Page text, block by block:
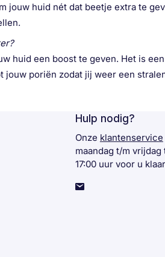
jouw huid nét dat beetje extra te
huid een boost te geven. Het is
poriën zodat jij weer een
Hulp nodig?
Onze klantenservice
maandag t/m vrijdag
17:00 uur voor u